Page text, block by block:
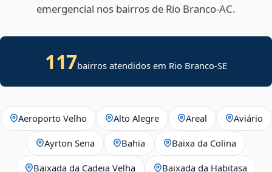
emergencial nos bairros de Rio Branco‑AC.
117bairros atendidos em Rio Branco-SE
Aeroporto Velho Alto Alegre Areal Aviário
Ayrton Sena Bahia Baixa da Colina
Baixada da Cadeia Velha Baixada da Habitasa